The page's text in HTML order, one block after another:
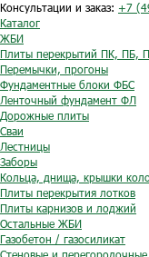
Консультации и заказ: +7
Каталог
ЖБИ
Плиты перекрытий ПК, ПБ,
Перемычки, прогоны
Фундаментные блоки ФБС
Ленточный фундамент ФЛ
Дорожные плиты
Сваи
Лестницы
Заборы
Кольца, днища, крышки
Плиты перекрытия лотков
Плиты карнизов и лоджий
Остальные ЖБИ
Газобетон / газосиликат
Стеновые и